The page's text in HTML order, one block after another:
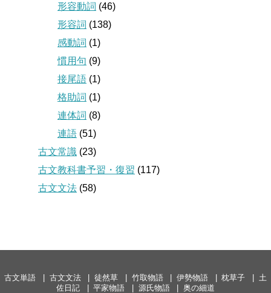
形容動詞 (46)
形容詞 (138)
感動詞 (1)
慣用句 (9)
接尾語 (1)
格助詞 (1)
連体詞 (8)
連語 (51)
古文常識 (23)
古文教科書予習・復習 (117)
古文文法 (58)
古文単語 古文文法 徒然草 竹取物語 伊勢物語 枕草子
土
佐日記
平家物語 源氏物語 奥の細道